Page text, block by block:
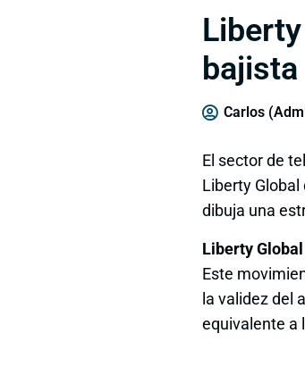
bajista
Carlos
El sector de
Liberty
dibuja una
Liberty
Este
la validez del
equivalente a